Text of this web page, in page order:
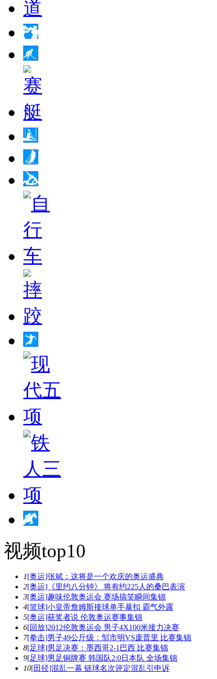
视频top10
1[奥运]张斌：这将是一个欢庆的奥运盛典
2[奥运]《里约八分钟》 将有约225人的桑巴表演
3[奥运]趣味伦敦奥运会 赛场搞笑瞬间集锦
4[篮球]小皇帝詹姆斯接球单手暴扣 霸气外露
5[奥运]获奖者说 伦敦奥运赛事集锦
6[回放]2012伦敦奥运会 男子4X100米接力决赛
7[拳击]男子49公斤级：邹市明VS庞普里 比赛集锦
8[足球]男足决赛：墨西哥2-1巴西 比赛集锦
9[足球]男足铜牌赛 韩国队2:0日本队 全场集锦
10[田径]混乱一幕 链球名次评定混乱引申诉